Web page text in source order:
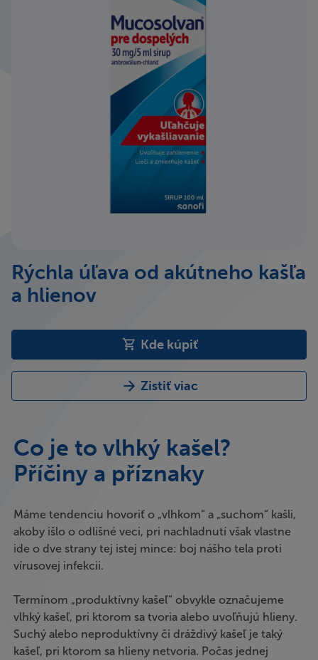
Rýchla úľava od akútneho kašľa
a hlienov
Kde kúpiť
Zistiť viac
Co je to vlhký kašel?
Příčiny a příznaky
Máme tendenciu hovoriť o „vlhkom“ a „suchom“ kašli,
akoby išlo o odlišné veci, pri nachladnutí však vlastne
ide o dve strany tej istej mince: boj nášho tela proti
vírusovej infekcii.
Termínom „produktívny kašeľ“ obvykle označujeme
vlhký kašeľ, pri ktorom sa tvoria alebo uvoľňujú hlieny.
Suchý alebo neproduktívny či dráždivý kašeľ je taký
kašeľ, pri ktorom sa hlieny netvoria. Počas jednej